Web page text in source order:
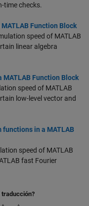
time checks.
Function Block
speed of MATLAB
linear algebra
MATLAB Function Block
speed of MATLAB
low-level vector and
in a MATLAB
speed of MATLAB
fast Fourier
traducción?